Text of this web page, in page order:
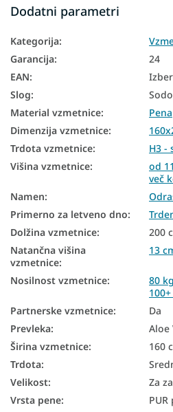
Vzmetnice
Vzmetnice
Najbolje
Vzmetnice za
Vzmetnice glede
Vzmetnice za
Pene
Vzmetnice Aloe
Poceni
Trdota
Vzmetnice z
Vzmetnice z
Dodatni parametri
Kategorija:
Garancija:
24
EAN:
Slog:
Material vzmetnice:
Pena
Dimenzija vzmetnice:
Trdota vzmetnice:
H3 -
Višina vzmetnice: od
več
Namen:
Primerno za letveno dno:
Dolžina vzmetnice:
200
Natančna višina
vzmetnice:
13
Nosilnost vzmetnice: 80 kg
Partnerske vzmetnice:
Da
Prevleka:
Aloe
Širina vzmetnice:
160
Trdota:
Velikost:
Za
Vrsta pene: PUR